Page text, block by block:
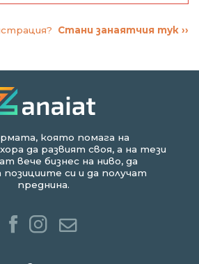
Стани занаятчия тук ››
която помага на
да развият своя, а на тези
вече бизнес на ниво, да
си и да получат
преднина.